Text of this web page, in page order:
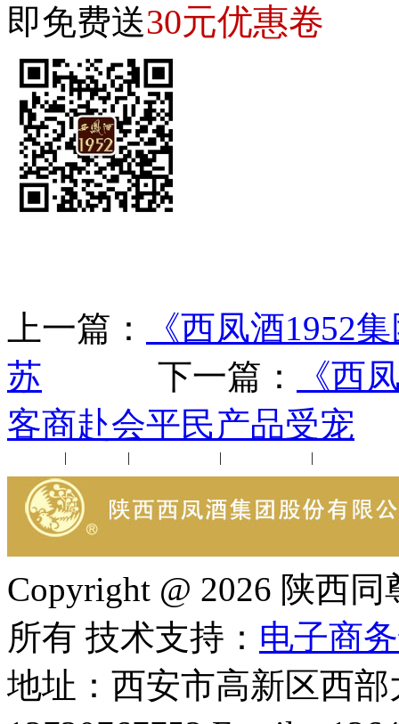
即免费送30元优惠卷
上一篇：
《西凤酒1952
苏 下一篇：
《西
客商赴会平民产品受宠
| | | |
Copyright @ 2026 陕西
所有 技术支持： 电子商
地址：西安市高新区西